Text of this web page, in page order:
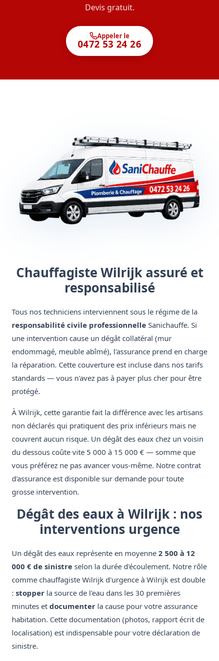
Devis gratuit.
Appeler le
0472 53 24 26
Chauffagiste Wilrijk assuré et
responsabilisé
Tous nos techniciens interviennent sous le régime de la
responsabilité civile professionnelle Sanichauffe. Si
une intervention cause un dégât collatéral (mur
endommagé, meuble abîmé), l'assurance prend en charge
la réparation. Cette couverture est incluse dans nos tarifs
standards — vous n'avez pas à payer plus cher pour être
protégé.
À Wilrijk, cette garantie fait la différence avec les artisans
non déclarés qui pratiquent des prix inférieurs mais ne
couvrent aucun risque. Un dégât des eaux chez un voisin
du dessous coûte vite 5 000 à 15 000 € — somme que
vous préférez ne pas avancer vous-même. Notre contrat
d'assurance est disponible sur demande pour toute
grosse intervention.
Dégât des eaux à Wilrijk : nos
interventions urgence
Un dégât des eaux représente en moyenne 2 500 à 12
000 € de sinistre selon la durée d'écoulement. Notre rôle
comme chauffagiste Wilrijk d'urgence à Wilrijk est double
: stopper la source de l'eau dans les 30 premières
minutes et documenter la cause pour votre assurance
habitation. Cette documentation (photos, rapport écrit de
localisation) est indispensable pour votre déclaration de
sinistre.